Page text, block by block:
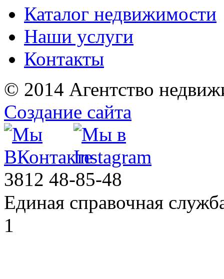
Каталог недвижимости
Наши услуги
Контакты
© 2014 Агентство
Создание сайта
3812 48-85-48
Единая справочная
1